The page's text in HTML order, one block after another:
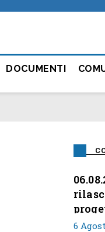
DOCUMENTI
6